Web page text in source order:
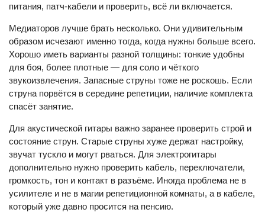
питания, патч-кабели и проверить, всё ли включается.
Медиаторов лучше брать несколько. Они удивительным
образом исчезают именно тогда, когда нужны больше всего.
Хорошо иметь варианты разной толщины: тонкие удобны
для боя, более плотные — для соло и чёткого
звукоизвлечения. Запасные струны тоже не роскошь. Если
струна порвётся в середине репетиции, наличие комплекта
спасёт занятие.
Для акустической гитары важно заранее проверить строй и
состояние струн. Старые струны хуже держат настройку,
звучат тускло и могут рваться. Для электрогитары
дополнительно нужно проверить кабель, переключатели,
громкость, тон и контакт в разъёме. Иногда проблема не в
усилителе и не в магии репетиционной комнаты, а в кабеле,
который уже давно просится на пенсию.